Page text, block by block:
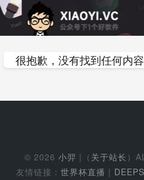
很抱歉，没有找到任何内容
© 2026 小羿 |（ 关于站长 ）
友情链接： 世界杯直播 |